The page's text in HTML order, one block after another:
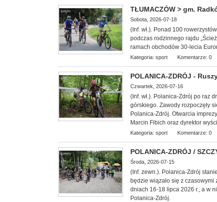
TŁUMACZÓW > gm.
Sobota, 2026-07-18
(Inf. wł.). Ponad 100
podczas rodzinnego rajdu
ramach obchodów 30-lecia
Kategoria: sport Komentarze: 0
POLANICA-ZDRÓJ -
Czwartek, 2026-07-16
(Inf. wł.). Polanica-Zdrój po raz
górskiego. Zawody rozpoczęły
Polanica-Zdrój. Otwarcia
Marcin Fibich oraz dyrektor
Kategoria: sport Komentarze: 0
POLANICA-ZDRÓJ /
Środa, 2026-07-15
(Inf. zewn.). Polanica-Zdrój
będzie wiązało się z
dniach 16-18 lipca 2026 r., a w
Polanica-Zdrój.